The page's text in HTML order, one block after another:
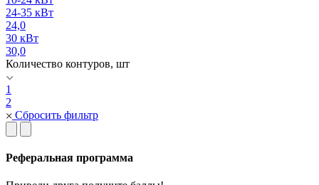
24-35 кВт
24,0
30 кВт
30,0
Количество контуров, шт
1
2
Сбросить фильтр
Реферальная программа